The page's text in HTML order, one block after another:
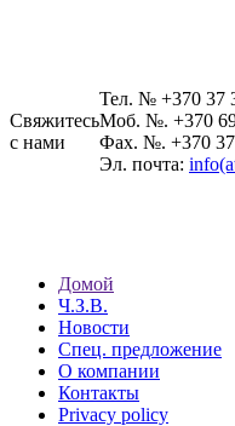
Свяжитесь
с нами
Тел. № +370 37
Моб. №. +370
Фах. №. +370 37
Эл. почта:
Домой
Ч.З.В.
Новости
Спец. предложение
О компании
Контакты
Privacy policy